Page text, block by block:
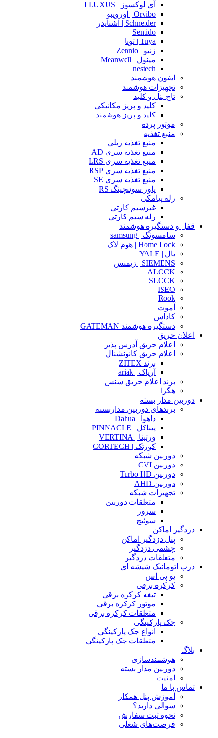
آی لوکسوز | I LUXUS
Orvibo | اورویبو
Schneider | اشنایدر
Sentido
Tuya | تویا
زنیو | Zennio
مینول | Meanwell
nestech
ایفون هوشمند
تجهیزات هوشمند
تاچ پنل و کلید
کلید و پریز مکانیکی
کلید و پریز هوشمند
موتور پرده
منبع تغذیه
منبع تغذیه ریلی
منبع تغذیه سری AD
منبع تغذیه سری LRS
منبع تغذیه سری RSP
منبع تغذیه سری SE
پاور سوئیچینگ RS
رله پیامکی
غیرسیم کارتی
رله سیم کارتی
قفل و دستگیره هوشمند
سامسونگ | samsung
Home Lock | هوم لاک
یال | YALE
SIEMENS | زیمنس
ALOCK
SLOCK
ISEO
Rook
آموت
کاداس
دستگیره هوشمند GATEMAN
اعلان حریق
اعلام حریق آدرس پذیر
اعلام حریق کانونشنال
برند ZITEX
آریاک | ariak
برند اعلام حریق سنس
هگزا
دوربین مدار بسته
برندهای دوربین مداربسته
داهوا | Dahua
پیناکل | PINNACLE
ورتینا | VERTINA
کورتک | CORTECH
دوربین شبکه
دوربین CVI
دوربین Turbo HD
دوربین AHD
تجهیزات شبکه
متعلقات دوربین
سرور
سوئیچ
دزدگیر اماکن
پنل دزدگیر اماکن
چشمی دزدگیر
متعلقات دزدگیر
درب اتوماتیک شیشه ای
یو پی اس
کرکره برقی
تیغه کرکره برقی
موتور کرکره برقی
متعلقات کرکره برقی
جک پارکینگی
انواع جک پارکینگی
متعلقات جک پارکینگی
بلاگ
هوشمندسازی
دوربین مدار بسته
امنیت
تماس با ما
آموزش پنل همکار
سوالی دارید؟
نحوه ثبت سفارش
فرصت‌های شغلی